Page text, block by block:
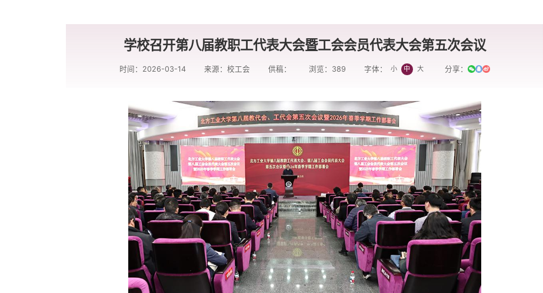
学校召开第八届教职工代表大会暨工会会员代表大会第五次会议
时间：2026-03-14 来源：校工会 供稿： 浏览： 389 字体： 小 中 大 分享：